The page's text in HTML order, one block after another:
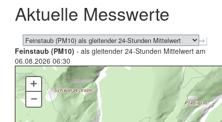
schließen
Aktuelle Messwerte
Feinstaub (PM10) - als gleitender 24-Stunden Mittelwert am
06.08.2026 06:30
+
–